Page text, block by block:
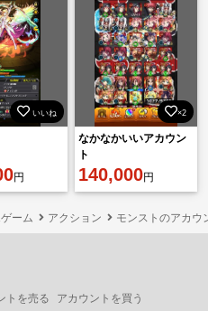
いいね
円
×2
なかなかいいアカウン
ト
140,000円
ーム アクション モンストのアカウ
トを売る
アカウントを買う